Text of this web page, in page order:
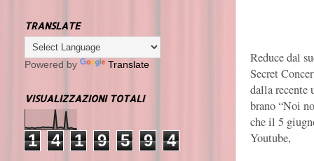
Reduce dal
Secret
dalla recente
brano “Noi
che il 5
Youtube,
TRANSLATE
Powered by Translate
VISUALIZZAZIONI TOTALI
1 4 1 9 5 9 4